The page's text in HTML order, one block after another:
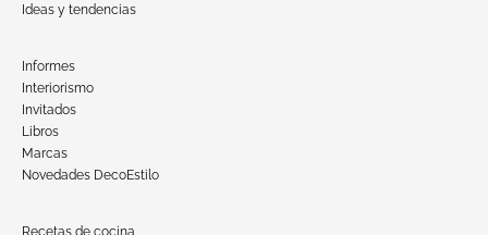
Ideas y tendencias
Informes
Interiorismo
Invitados
Libros
Marcas
Novedades DecoEstilo
Recetas de cocina